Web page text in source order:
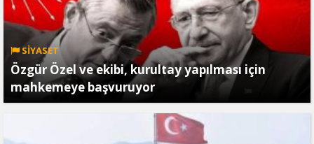
SİYASET
Özgür Özel ve ekibi, kurultay yapılması için
mahkemeye başvuruyor